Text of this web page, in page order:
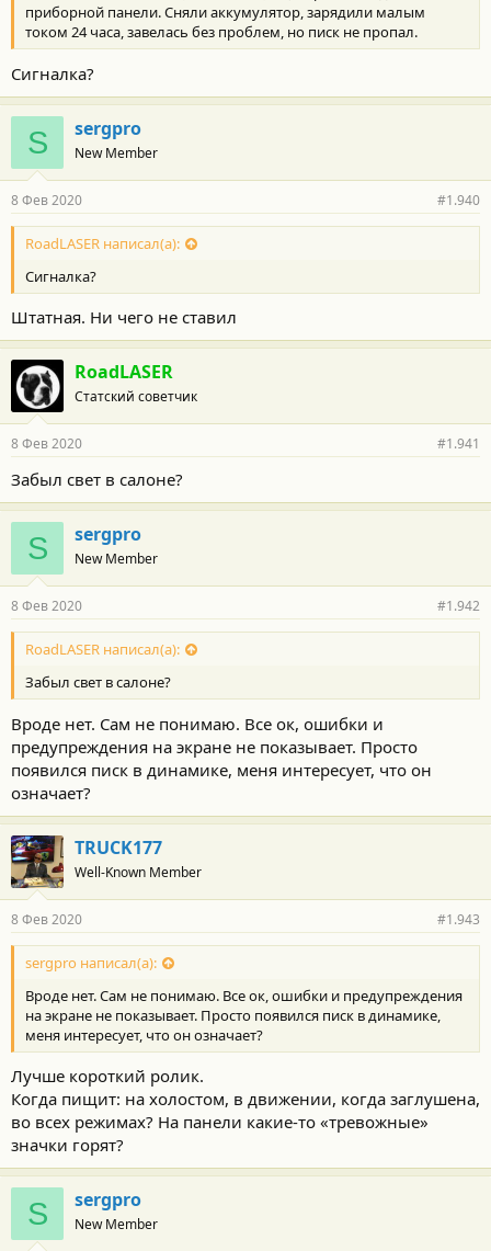
приборной панели. Сняли аккумулятор, зарядили малым
током 24 часа, завелась без проблем, но писк не пропал.
Сигналка?
S sergpro
New Member
8 Фев 2020 #1.940
RoadLASER написал(а):
Сигналка?
Штатная. Ни чего не ставил
RoadLASER
Статский советчик
8 Фев 2020 #1.941
Забыл свет в салоне?
S sergpro
New Member
8 Фев 2020 #1.942
RoadLASER написал(а):
Забыл свет в салоне?
Вроде нет. Сам не понимаю. Все ок, ошибки и
предупреждения на экране не показывает. Просто
появился писк в динамике, меня интересует, что он
означает?
TRUCK177
Well-Known Member
8 Фев 2020 #1.943
sergpro написал(а):
Вроде нет. Сам не понимаю. Все ок, ошибки и предупреждения
на экране не показывает. Просто появился писк в динамике,
меня интересует, что он означает?
Лучше короткий ролик.
Когда пищит: на холостом, в движении, когда заглушена,
во всех режимах? На панели какие-то «тревожные»
значки горят?
S sergpro
New Member